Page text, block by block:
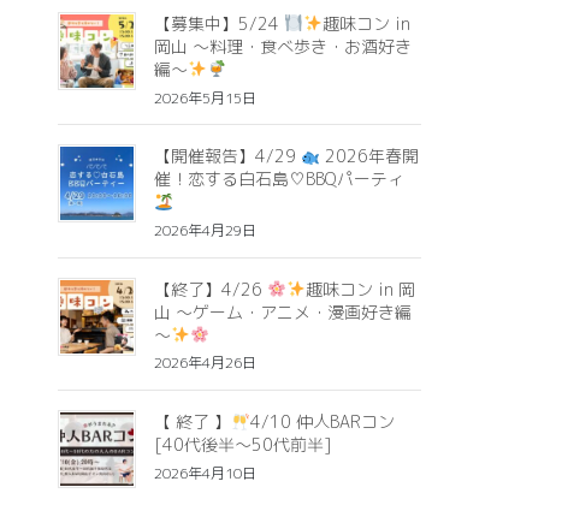
【募集中】5/24
趣味コン in
岡山 ～料理・食べ歩き・お酒好き
編～
2026年5月15日
【開催報告】4/29
2026年春開
催！恋する白石島♡BBQパーティ
2026年4月29日
【終了】4/26
趣味コン in 岡
山 ～ゲーム・アニメ・漫画好き編
～
2026年4月26日
【 終了 】
4/10 仲人BARコン
[40代後半〜50代前半]
2026年4月10日